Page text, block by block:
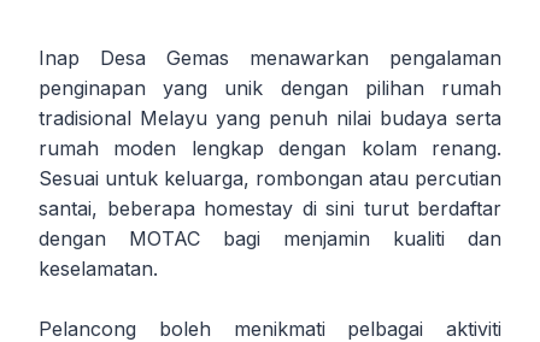
Inap Desa Gemas menawarkan pengalaman
penginapan yang unik dengan pilihan rumah
tradisional Melayu yang penuh nilai budaya serta
rumah moden lengkap dengan kolam renang.
Sesuai untuk keluarga, rombongan atau percutian
santai, beberapa homestay di sini turut berdaftar
dengan MOTAC bagi menjamin kualiti dan
keselamatan.
Pelancong boleh menikmati pelbagai aktiviti